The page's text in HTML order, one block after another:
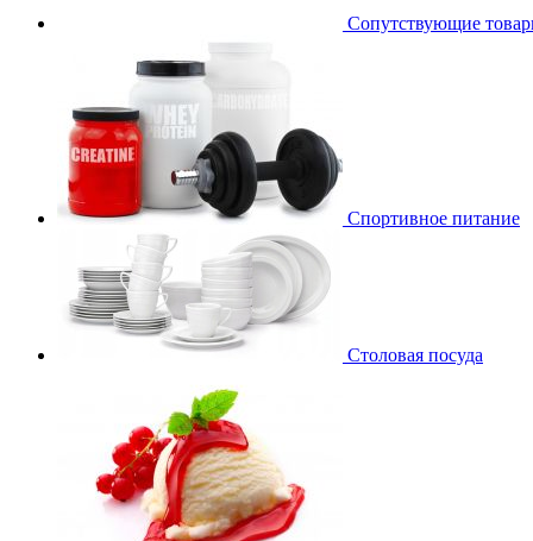
Сопутствующие
Спортивное питание
Столовая посуда